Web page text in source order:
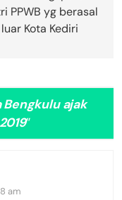
PPWB yg berasal
Kota Kediri
Bengkulu ajak
”
am